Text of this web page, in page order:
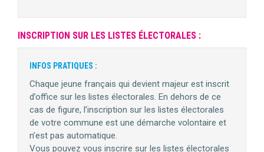
INSCRIPTION SUR LES LISTES ÉLECTORALES :
INFOS PRATIQUES :
Chaque jeune français qui devient majeur est inscrit
d’office sur les listes électorales. En dehors de ce
cas de figure, l’inscription sur les listes électorales
de votre commune est une démarche volontaire et
n’est pas automatique.
Vous pouvez vous inscrire sur les listes électorales